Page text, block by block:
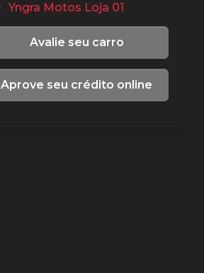
Yngra Motos Loja 01
Avalie seu carro
Aprove seu crédito online